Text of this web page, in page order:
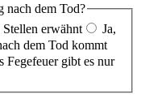
nach dem Tod?
Stellen erwähnt
Ja,
dem Tod kommt
Fegefeuer gibt es nur